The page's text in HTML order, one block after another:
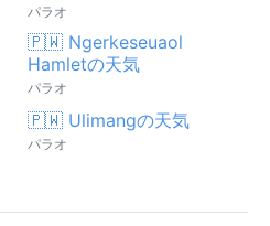
パラオ
🇵🇼 Ngerkeseuaol
Hamletの天気
パラオ
🇵🇼 Ulimangの天気
パラオ